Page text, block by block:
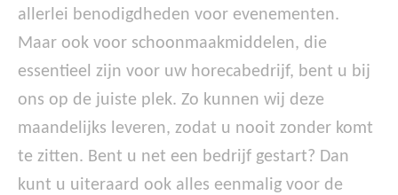
allerlei benodigdheden voor evenementen.
Maar ook voor schoonmaakmiddelen, die
essentieel zijn voor uw horecabedrijf, bent u bij
ons op de juiste plek. Zo kunnen wij deze
maandelijks leveren, zodat u nooit zonder komt
te zitten. Bent u net een bedrijf gestart? Dan
kunt u uiteraard ook alles eenmalig voor de